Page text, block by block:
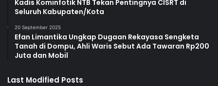
Kadis Kominfotik NTB Tekan Pentingnya CISRT di
Seluruh Kabupaten/Kota
20 September 2025
Efan Limantika Ungkap Dugaan Rekayasa Sengketa
Tanah di Dompu, Ahli Waris Sebut Ada Tawaran Rp200
Juta dan Mobil
Last Modified Posts